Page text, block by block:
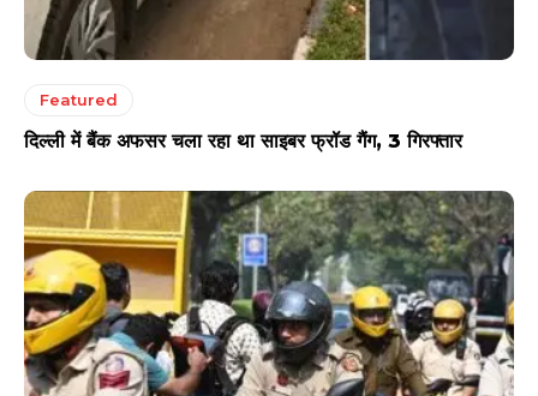
Featured
दिल्ली में बैंक अफसर चला रहा था साइबर फ्रॉड गैंग, 3 गिरफ्तार